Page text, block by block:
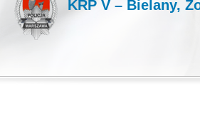
KRP V – Bielany,